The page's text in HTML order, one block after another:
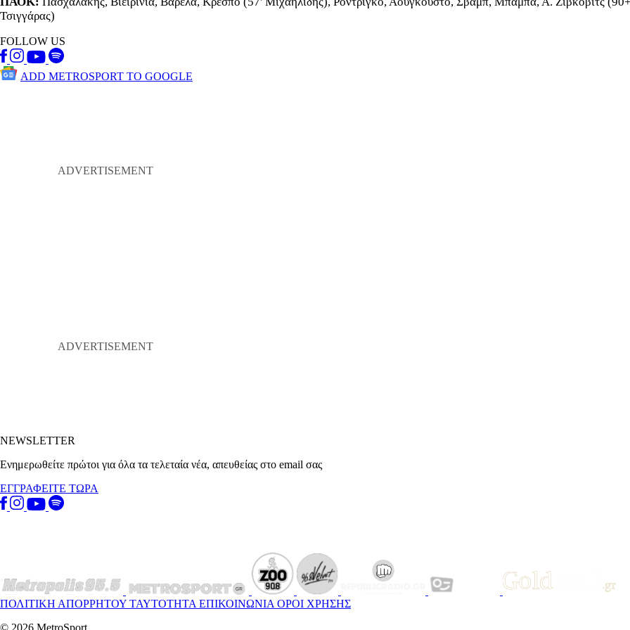
Τσιγγάρας)
FOLLOW US
ADD METROSPORT TO GOOGLE
NEWSLETTER
Ενημερωθείτε πρώτοι για όλα τα τελεταία νέα, απευθείας στο email σας
ΕΓΓΡΑΦΕΙΤΕ ΤΩΡΑ
ΠΟΛΙΤΙΚΗ ΑΠΟΡΡΗΤΟΥ ΤΑΥΤΟΤΗΤΑ ΕΠΙΚΟΙΝΩΝΙΑ ΟΡΟΙ ΧΡΗΣΗΣ
© 2026 MetroSport